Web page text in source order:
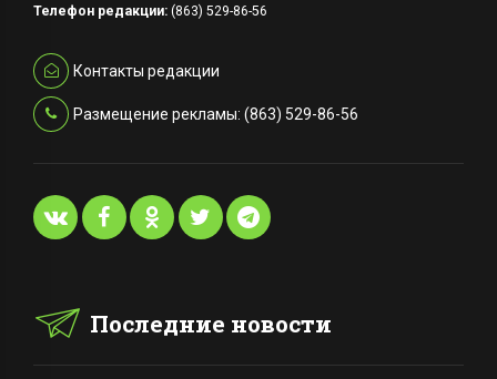
Телефон редакции: (863) 529-86-56
Контакты редакции
Размещение рекламы: (863) 529-86-56
Последние новости